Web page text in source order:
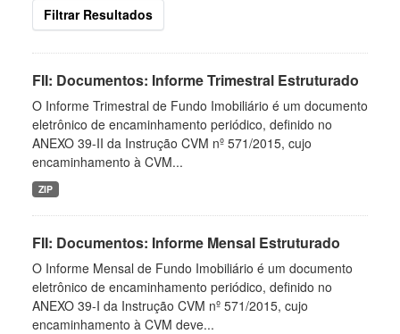
Filtrar Resultados
FII: Documentos: Informe Trimestral Estruturado
O Informe Trimestral de Fundo Imobiliário é um documento
eletrônico de encaminhamento periódico, definido no
ANEXO 39-II da Instrução CVM nº 571/2015, cujo
encaminhamento à CVM...
ZIP
FII: Documentos: Informe Mensal Estruturado
O Informe Mensal de Fundo Imobiliário é um documento
eletrônico de encaminhamento periódico, definido no
ANEXO 39-I da Instrução CVM nº 571/2015, cujo
encaminhamento à CVM deve...